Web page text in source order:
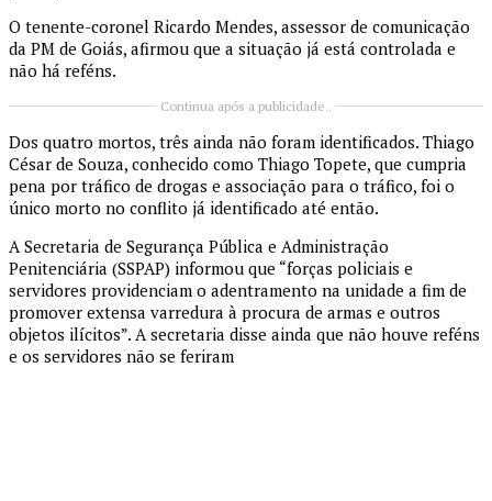
O tenente-coronel Ricardo Mendes, assessor de comunicação
da PM de Goiás, afirmou que a situação já está controlada e
não há reféns.
Continua após a publicidade..
Dos quatro mortos, três ainda não foram identificados. Thiago
César de Souza, conhecido como Thiago Topete, que cumpria
pena por tráfico de drogas e associação para o tráfico, foi o
único morto no conflito já identificado até então.
A Secretaria de Segurança Pública e Administração
Penitenciária (SSPAP) informou que “forças policiais e
servidores providenciam o adentramento na unidade a fim de
promover extensa varredura à procura de armas e outros
objetos ilícitos”. A secretaria disse ainda que não houve reféns
e os servidores não se feriram